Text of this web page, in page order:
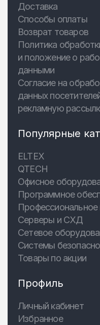
Доставка
Способы оплаты
Возврат товаров
Политика
и положение о
данными
Согласие на
данных
рекламную
Популярные
ELTEX
QTECH
Офисное
Программное
Серверы и СХД
Сетевое
Системы
Товары по акции
Профиль
Личный кабинет
Избранное